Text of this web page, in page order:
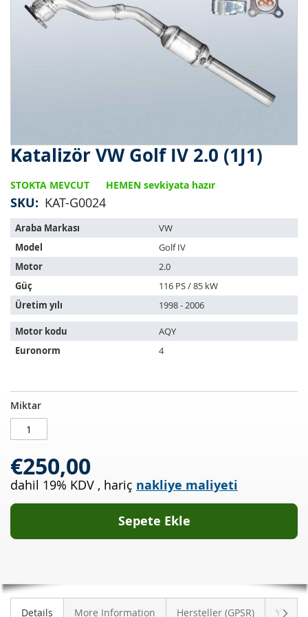
Katalizör VW Golf IV 2.0 (1J1)
STOKTA MEVCUT
SKU KAT-G0024
HEMEN sevkiyata hazır
Bu
ürün
aşağıdaki
araçlara
uyar:
Araba Markası
VW
Model
Golf IV
Motor
2.0
Güç
116 PS / 85 kW
Üretim yılı
1998 - 2006
Motor kodu
AQY
Euronorm
4
Katalizör
VW
Golf
2.0
(1J1)
STOKTA
MEVCUT
Miktar
€250,00
dahil 19% KDV , hariç nakliye maliyeti
Sepete Ekle
Resim
galerisinin
başlangıcına
git
Details More Information Hersteller (GPSR)